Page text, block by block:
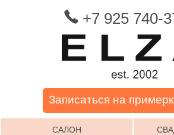
+7 925 740-
Записаться на
САЛОН